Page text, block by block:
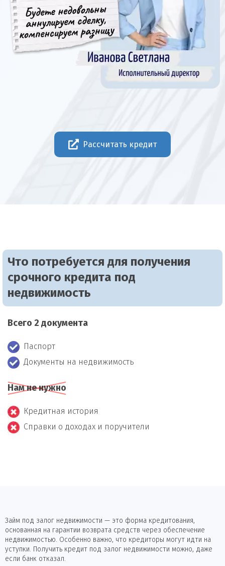
Рассчитать кредит
Что потребуется для получения
срочного кредита под
недвижимость
Всего 2 документа
Паспорт
Документы на недвижимость
Нам не нужно
Кредитная история
Справки о доходах и поручители
Займ под залог недвижимости — это форма кредитования,
основанная на гарантии возврата средств через обеспечение
недвижимостью. Особенно важно, что кредиторы могут идти на
уступки. Получить кредит под залог недвижимости можно, даже
если банк отказал.